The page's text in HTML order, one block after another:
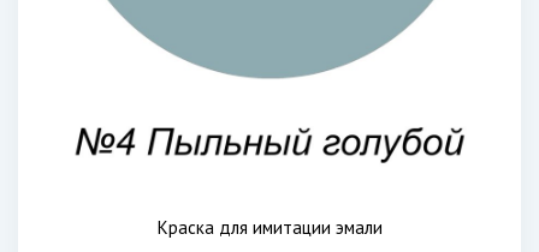
Краска для имитации эмали